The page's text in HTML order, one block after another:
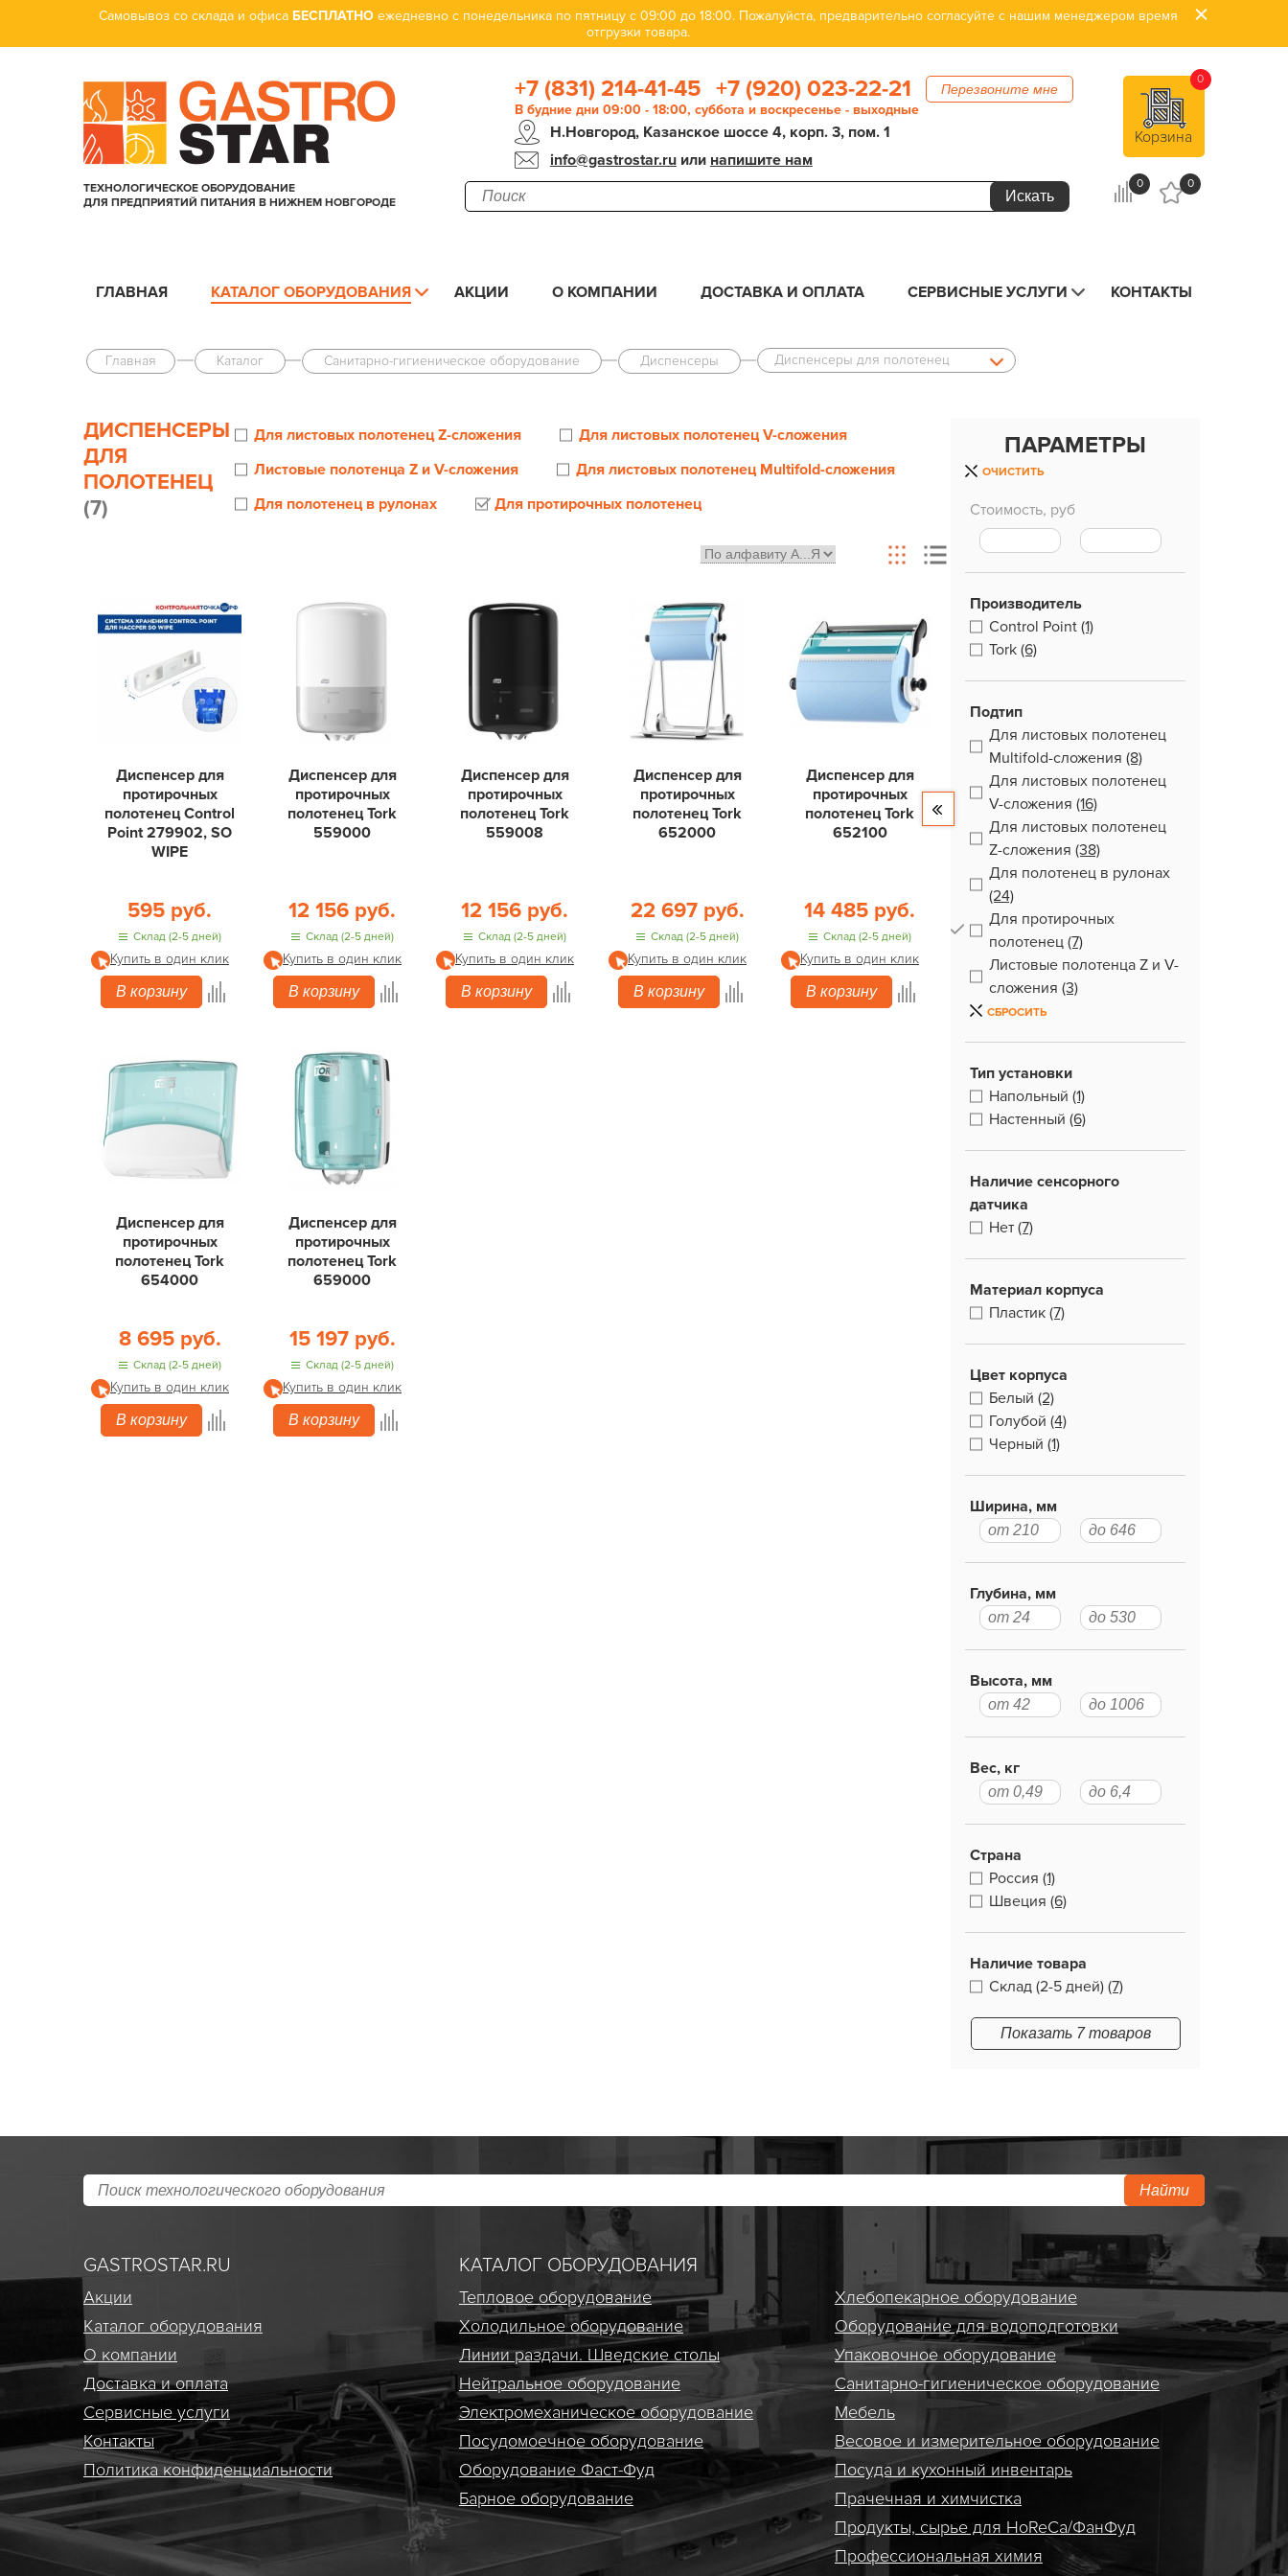
Самовывоз со склада и офиса БЕСПЛАТНО ежедневно с понедельника по пятницу с 09:00 до 18:00. Пожалуйста, предварительно согласуйте с нашим менеджером время
отгрузки товара.
ТЕХНОЛОГИЧЕСКОЕ ОБОРУДОВАНИЕ
ДЛЯ ПРЕДПРИЯТИЙ ПИТАНИЯ В НИЖНЕМ НОВГОРОДЕ
+7 (831) 214-41-45 +7 (920) 023-22-21 Перезвоните мне
В будние дни 09:00 - 18:00, суббота и воскресенье - выходные
Н.Новгород, Казанское шоссе 4, корп. 3, пом. 1
info@gastrostar.ruили напишите нам
Корзина
0
0 0
ГЛАВНАЯ КАТАЛОГ ОБОРУДОВАНИЯ АКЦИИ О КОМПАНИИ ДОСТАВКА И ОПЛАТА СЕРВИСНЫЕ УСЛУГИ КОНТАКТЫ
Главная Каталог Санитарно-гигиеническое оборудование Диспенсеры Диспенсеры для полотенец
ПАРАМЕТРЫ
ОЧИСТИТЬ
Стоимость, руб
Производитель
Control Point (1)
Tork (6)
Подтип
Для листовых полотенец
Multifold-сложения (8)
Для листовых полотенец
V-сложения (16)
Для листовых полотенец
Z-сложения (38)
Для полотенец в рулонах
(24)
Для протирочных
полотенец (7)
Листовые полотенца Z и V-
сложения (3)
СБРОСИТЬ
Тип установки
Напольный (1)
Настенный (6)
Наличие сенсорного
датчика
Нет (7)
Материал корпуса
Пластик (7)
Цвет корпуса
Белый (2)
Голубой (4)
Черный (1)
Ширина, мм
Глубина, мм
Высота, мм
Вес, кг
Страна
Россия (1)
Швеция (6)
Наличие товара
Склад (2-5 дней) (7)
Показать 7 товаров
ДИСПЕНСЕРЫ
ДЛЯ
ПОЛОТЕНЕЦ
(7)
Для листовых полотенец Z-сложения
Для листовых полотенец V-сложения
Листовые полотенца Z и V-сложения
Для листовых полотенец Multifold-сложения
Для полотенец в рулонах
Для протирочных полотенец
Диспенсер для
протирочных
полотенец Control
Point 279902, SO
WIPE
595 руб.
Склад (2-5 дней)
Купить в один клик
В корзину
Диспенсер для
протирочных
полотенец Tork
559000
12 156 руб.
Склад (2-5 дней)
Купить в один клик
В корзину
Диспенсер для
протирочных
полотенец Tork
559008
12 156 руб.
Склад (2-5 дней)
Купить в один клик
В корзину
Диспенсер для
протирочных
полотенец Tork
652000
22 697 руб.
Склад (2-5 дней)
Купить в один клик
В корзину
Диспенсер для
протирочных
полотенец Tork
652100
14 485 руб.
Склад (2-5 дней)
Купить в один клик
В корзину
Диспенсер для
протирочных
полотенец Tork
654000
8 695 руб.
Склад (2-5 дней)
Купить в один клик
В корзину
Диспенсер для
протирочных
полотенец Tork
659000
15 197 руб.
Склад (2-5 дней)
Купить в один клик
В корзину
Найти
GASTROSTAR.RU
Акции
Каталог оборудования
О компании
Доставка и оплата
Сервисные услуги
Контакты
Политика конфиденциальности
КАТАЛОГ ОБОРУДОВАНИЯ
Тепловое оборудование
Холодильное оборудование
Линии раздачи. Шведские столы
Нейтральное оборудование
Электро­механическое оборудование
Посудомоечное оборудование
Оборудование Фаст-Фуд
Барное оборудование
Хлебопекарное оборудование
Оборудование для водоподготовки
Упаковочное оборудование
Санитарно-гигиеническое оборудование
Мебель
Весовое и измерительное оборудование
Посуда и кухонный инвентарь
Прачечная и химчистка
Продукты, сырье для HoReCa/ФанФуд
Профессиональная химия